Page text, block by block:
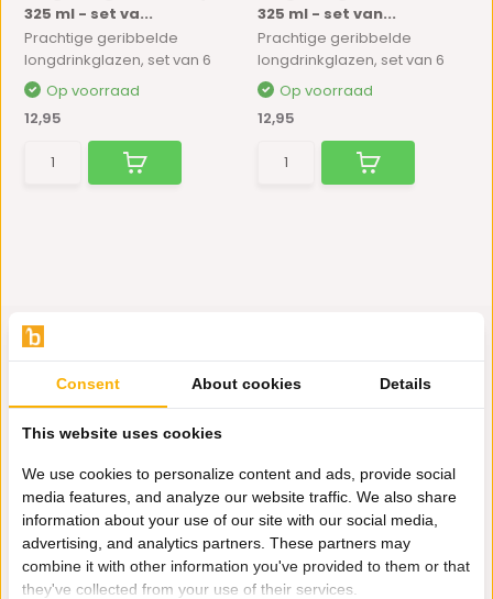
325 ml - set va...
Prachtige geribbelde
longdrinkglazen, set van 6
Op voorraad
12,95
325 ml - set van...
Prachtige geribbelde
longdrinkglazen, set van 6
Op voorraad
12,95
Hulp nodig?
Wij zitten voor je klaar.
Whatsapp ons
0162-231130
klantenservice@bazaaronline.nl
Consent About cookies Details
This website uses cookies
We use cookies to personalize content and ads, provide social
media features, and analyze our website traffic. We also share
information about your use of our site with our social media,
advertising, and analytics partners. These partners may
combine it with other information you've provided to them or that
they've collected from your use of their services.